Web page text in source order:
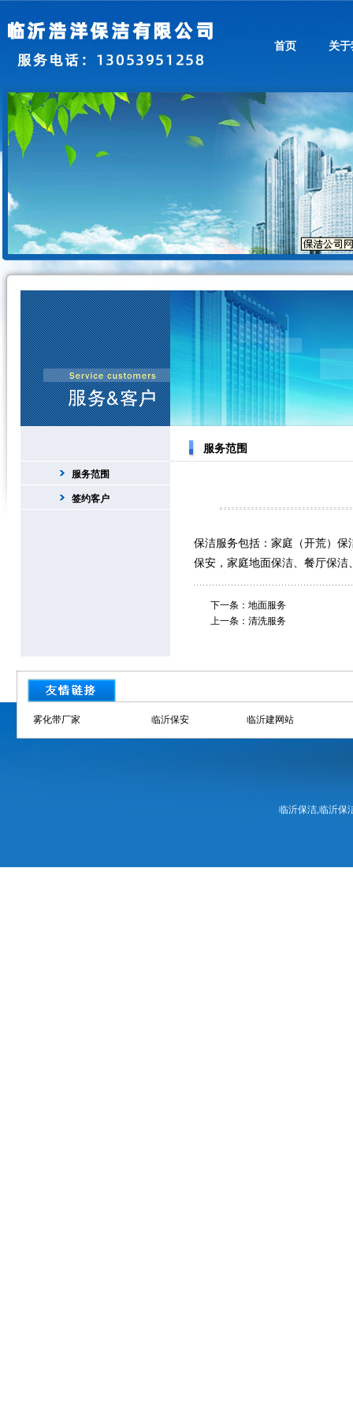
首页 关于
服务范围
签约客户
服务范围
保洁服务包括：家庭（开荒）
保安，家庭地面保洁、餐厅保洁
下一条： 地面服务
上一条： 清洗服务
雾化带厂家 临沂保安 临沂建网站
临沂保洁,临沂保